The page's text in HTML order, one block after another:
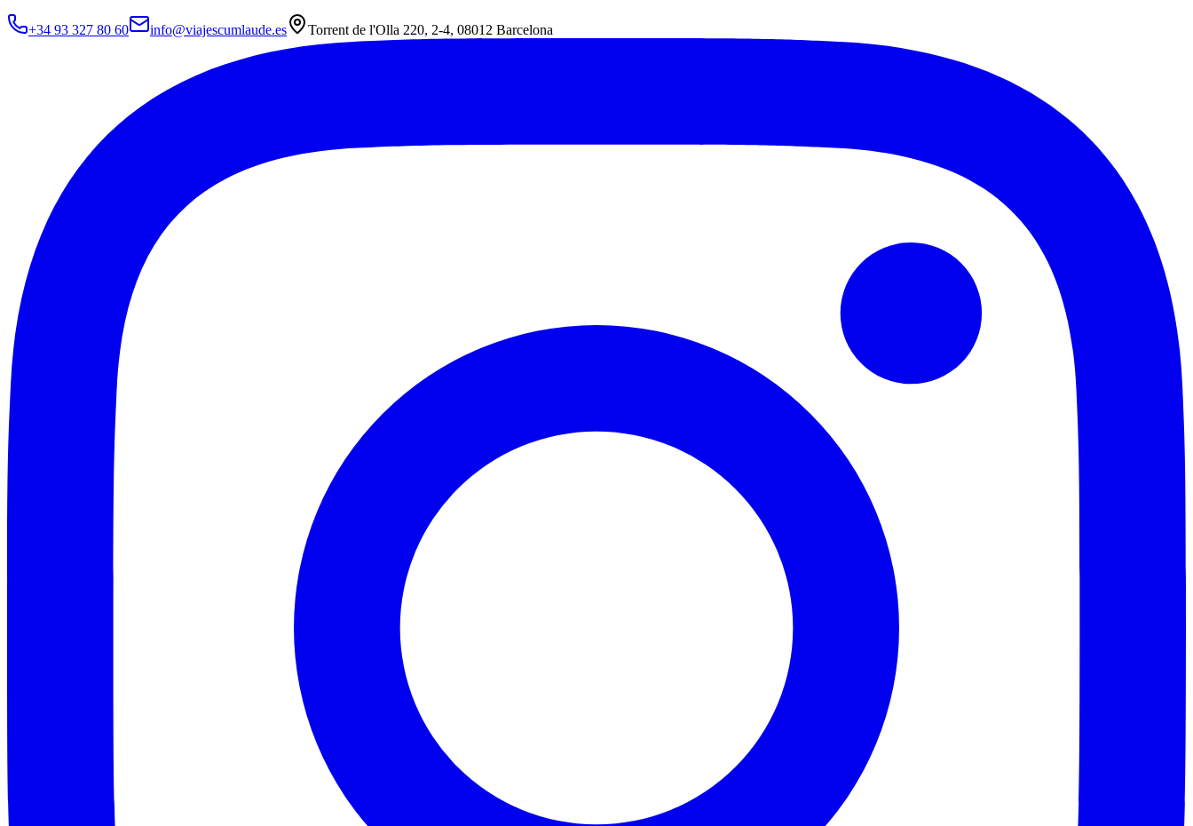
+34 93 327 80 60 info@viajescumlaude.es Torrent de l'Olla 220, 2-4, 08012 Barcelona